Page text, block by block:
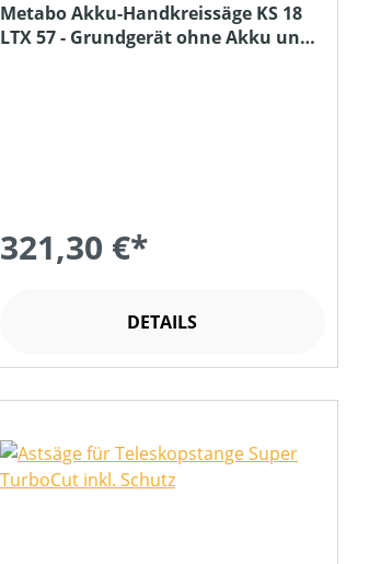
Metabo Akku-Handkreissäge KS 18
LTX 57 - Grundgerät ohne Akku und
321,30 €*
DETAILS